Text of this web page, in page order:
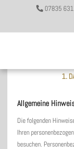
07835
1.
Allgemeine
Die folgenden
Ihren
besuchen.